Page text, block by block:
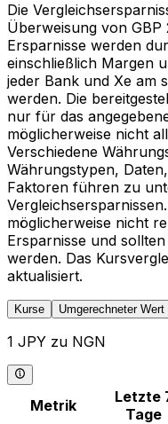
Die
Überweisung von
Ersparnisse werden
einschließlich Margen
jeder Bank und Xe am
werden. Die
nur für das
möglicherweise nicht
Verschiedene
Währungstypen,
Faktoren führen zu
möglicherweise nicht
Ersparnisse und
werden. Das
aktualisiert.
Kurse Umgerechneter Wert
1 JPY zu NGN
Metrik
Letzte
Tage